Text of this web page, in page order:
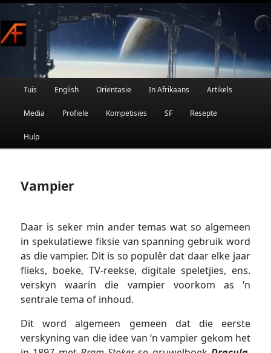
Skip
to
primary
content
Afrikaanse Wetenskapfiksie en Fantasie
Main
Tuis English Oriëntasie In Afrikaans Artikels
Media Profiele Kompetisies SF Resepte
Hulp
Vampier
Daar is seker min ander temas wat so algemeen
in spekulatiewe fiksie van spanning gebruik word
as die vampier. Dit is so populêr dat daar elke jaar
flieks, boeke, TV-reekse, digitale speletjies, ens.
verskyn waarin die vampier voorkom as ‘n
sentrale tema of inhoud.
Dit word algemeen gemeen dat die eerste
verskyning van die idee van ‘n vampier gekom het